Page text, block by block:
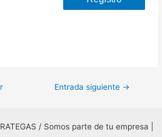
Entrada siguiente →
/ Somos parte de tu empresa |